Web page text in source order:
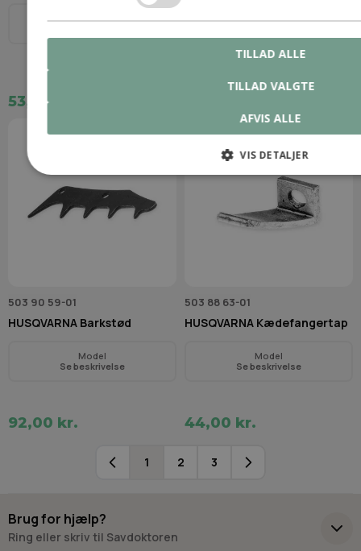
Model
53,00 kr.
503 90 59-01
HUSQVARNA Barkstød
Model
Se beskrivelse
92,00 kr.
503 88 63-01
HUSQVARNA Kædefangertap
Model
Se beskrivelse
44,00 kr.
Du læser i øjeblikket side
1 Side
2 Side
3
Brug for hjælp?
Ring eller skriv til Savdoktoren
TILLAD VALGTE
TILLAD ALLE
AFVIS ALLE
VIS DETALJER